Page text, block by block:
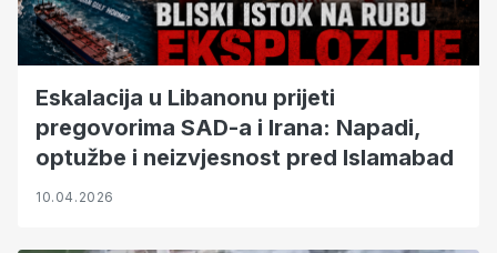
Eskalacija u Libanonu prijeti
pregovorima SAD-a i Irana: Napadi,
optužbe i neizvjesnost pred Islamabad
10.04.2026